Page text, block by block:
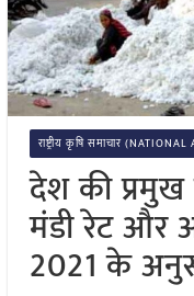
राष्ट्रीय कृषि समाचार
देश की
मंडी रेट और
2021 के